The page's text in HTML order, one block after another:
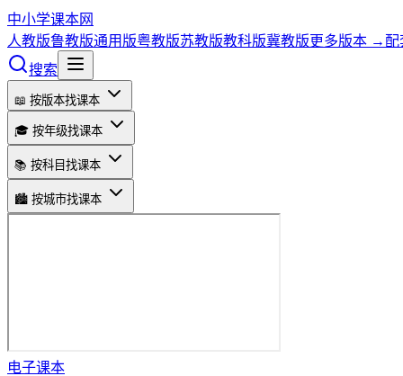
中小学课本网
人教版鲁教版通用版粤教版苏教版教科版冀教版更多版本 → 配
搜索
📖 按版本找课本
🎓 按年级找课本
📚 按科目找课本
🏙️ 按城市找课本
电子课本